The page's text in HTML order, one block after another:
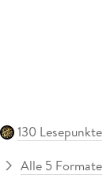
130 Lesepunkte
Alle 5 Formate